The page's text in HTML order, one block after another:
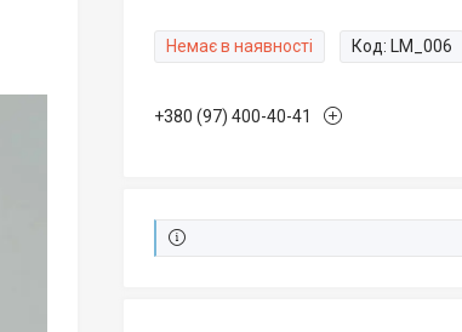
Немає в наявності Код: LM_006
+380 (97) 400-40-41